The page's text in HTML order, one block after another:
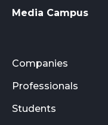
Media Campus
Companies
Professionals
Students